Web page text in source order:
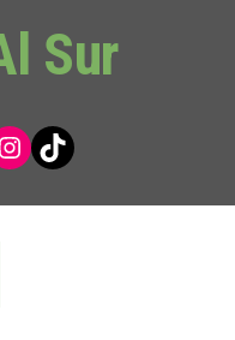
Sur
Instagram
TikTok